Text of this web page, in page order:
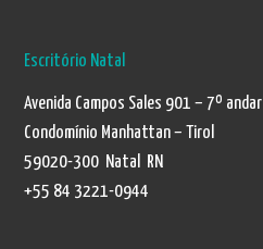
Escritório Natal
Avenida Campos Sales 901 – 7º andar
Condomínio Manhattan – Tirol
59020-300 Natal RN
+55 84 3221-0944